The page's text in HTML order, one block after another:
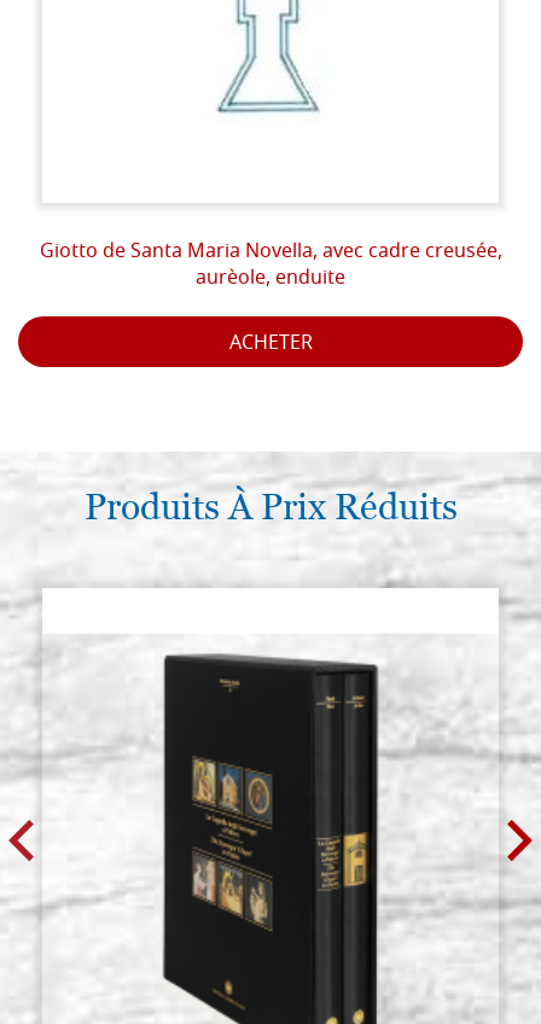
Giotto de Santa Maria Novella, avec cadre creusée,
aurèole, enduite
ACHETER
Produits À Prix Réduits